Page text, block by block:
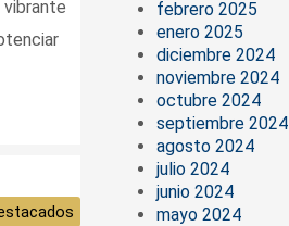
febrero 2025
enero 2025
diciembre 2024
noviembre 2024
octubre 2024
septiembre 2024
agosto 2024
julio 2024
junio 2024
mayo 2024